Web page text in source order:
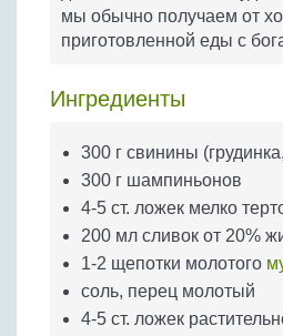
Бобовые
Яйца
мы обычно получаем от
приготовленной еды с
Ингредиенты
300 г свинины
300 г шампиньонов
4-5 ст. ложек мелко
200 мл сливок от 20%
1-2 щепотки молотого
соль, перец молотый
4-5 ст. ложек